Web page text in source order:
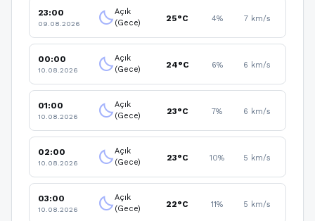
23:00
09.08.2026 clear_nightAçık
(Gece)
25°C 4% 7 km/s
00:00
10.08.2026 clear_nightAçık
(Gece)
24°C 6% 6 km/s
01:00
10.08.2026 clear_nightAçık
(Gece)
23°C 7% 6 km/s
02:00
10.08.2026 clear_nightAçık
(Gece)
23°C 10% 5 km/s
03:00
10.08.2026 clear_nightAçık
(Gece)
22°C 11% 5 km/s